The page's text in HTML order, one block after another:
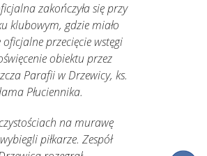
zakończyła się przy
klubowym, gdzie miało
oficjalne przecięcie wstęgi
obiektu przez
Parafii w Drzewicy, ks.
Płuciennika.
na murawę
piłkarze. Zespół